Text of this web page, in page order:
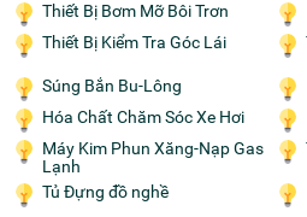
Thiết Bị Bơm Mỡ Bôi Trơn
Thiết Bị Kiểm Tra Góc Lái
Súng Bắn Bu-Lông
Hóa Chất Chăm Sóc Xe Hơi
Máy Kim Phun Xăng-Nạp Gas
Lạnh
Tủ Đựng đồ nghề